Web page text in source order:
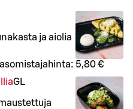
ja aiolia
5,80 €
GL